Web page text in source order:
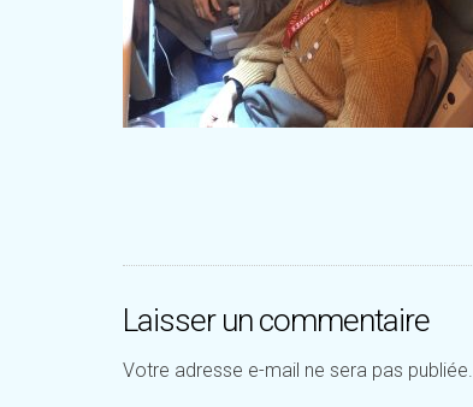
Laisser un commentaire
Votre adresse e-mail ne sera pas publiée.